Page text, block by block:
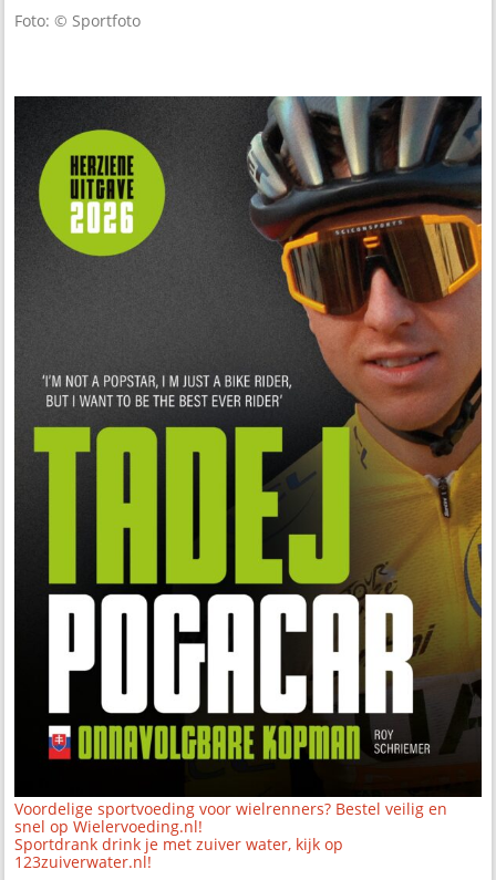
Foto: © Sportfoto
Voordelige sportvoeding voor wielrenners? Bestel veilig en
snel op Wielervoeding.nl!
Sportdrank drink je met zuiver water, kijk op
123zuiverwater.nl!